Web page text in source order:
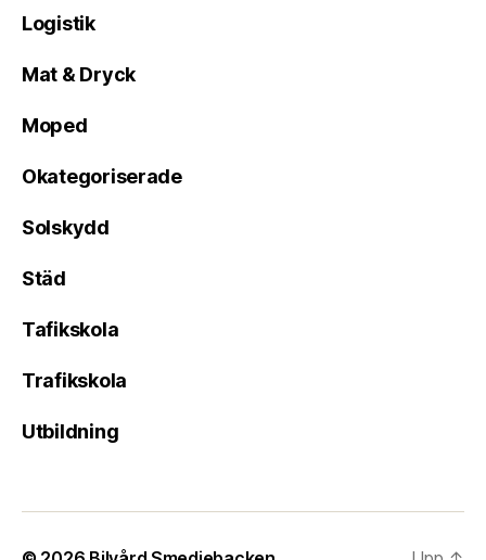
Logistik
Mat & Dryck
Moped
Okategoriserade
Solskydd
Städ
Tafikskola
Trafikskola
Utbildning